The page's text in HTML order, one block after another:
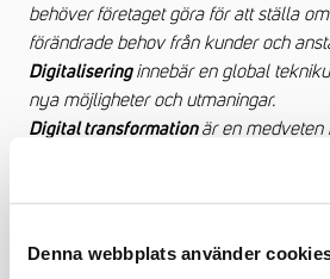
Denna webbplats använder
behöver företaget göra för att ställa
förändrade behov från kunder och
Digitaliseringinnebär en global
nya möjligheter och utmaningar.
Digital transformationär en medveten
tydliga syftet att möta utmaningarna
anpassa verksamheten till en digital
och verksamhetsmodeller. Två